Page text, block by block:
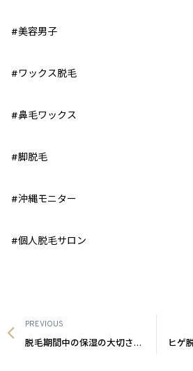
#美容男子
#ワックス脱毛
#鼻毛ワックス
#脚脱毛
#沖縄モニター
#個人脱毛サロン
PREVIOUS
脱毛期間中の保湿の大切さについて｜沖縄宜野湾メンズ脱毛サロン